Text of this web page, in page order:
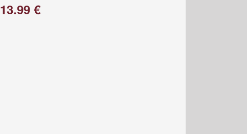
13.99 €